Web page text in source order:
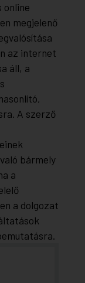
online
megjelenő
az internet
áll, a
A szerző
bármely
a
a dolgozat